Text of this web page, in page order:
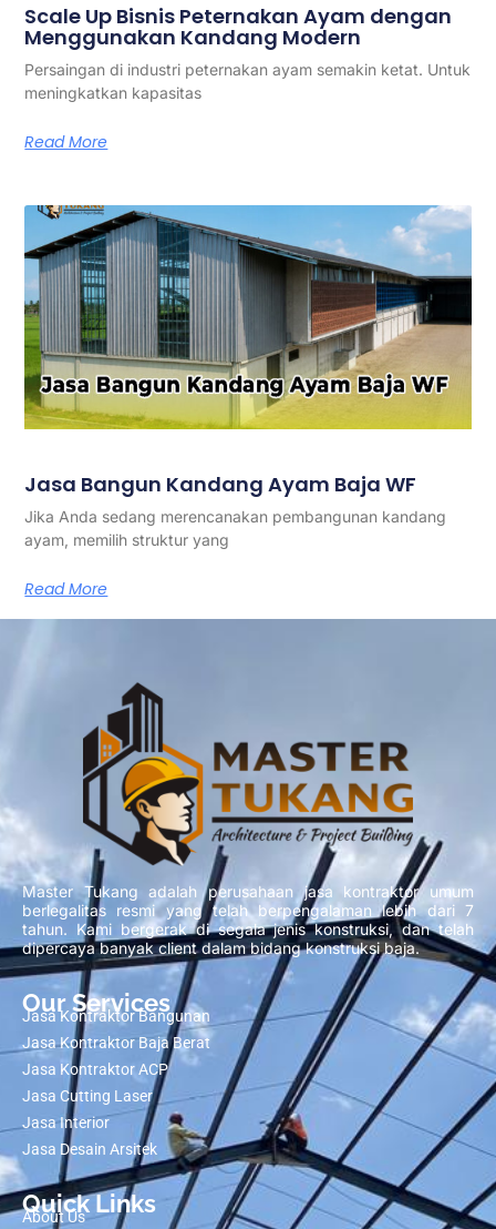
Scale Up Bisnis Peternakan Ayam dengan
Menggunakan Kandang Modern
Persaingan di industri peternakan ayam semakin ketat. Untuk
meningkatkan kapasitas
Read More
Jasa Bangun Kandang Ayam Baja WF
Jika Anda sedang merencanakan pembangunan kandang
ayam, memilih struktur yang
Read More
Master Tukang adalah perusahaan jasa kontraktor umum
berlegalitas resmi yang telah berpengalaman lebih dari 7
tahun. Kami bergerak di segala jenis konstruksi, dan telah
dipercaya banyak client dalam bidang konstruksi baja.
Our Services
Jasa Kontraktor Bangunan
Jasa Kontraktor Baja Berat
Jasa Kontraktor ACP
Jasa Cutting Laser
Jasa Interior
Jasa Desain Arsitek
Quick Links
About Us